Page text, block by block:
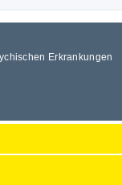
Erkrankungen